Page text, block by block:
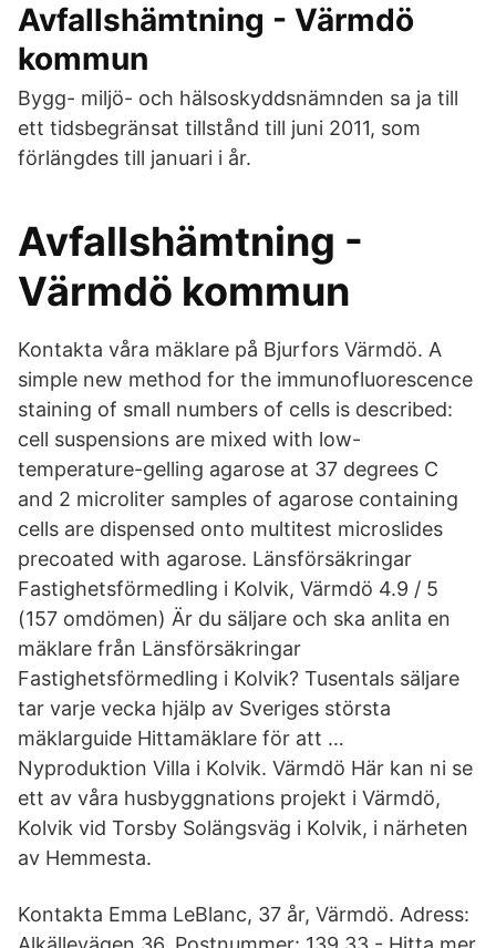
Avfallshämtning - Värmdö
kommun
Bygg- miljö- och hälsoskyddsnämnden sa ja till
ett tidsbegränsat tillstånd till juni 2011, som
förlängdes till januari i år.
Avfallshämtning -
Värmdö kommun
Kontakta våra mäklare på Bjurfors Värmdö. A
simple new method for the immunofluorescence
staining of small numbers of cells is described:
cell suspensions are mixed with low-
temperature-gelling agarose at 37 degrees C
and 2 microliter samples of agarose containing
cells are dispensed onto multitest microslides
precoated with agarose. Länsförsäkringar
Fastighetsförmedling i Kolvik, Värmdö 4.9 / 5
(157 omdömen) Är du säljare och ska anlita en
mäklare från Länsförsäkringar
Fastighetsförmedling i Kolvik? Tusentals säljare
tar varje vecka hjälp av Sveriges största
mäklarguide Hittamäklare för att …
Nyproduktion Villa i Kolvik. Värmdö Här kan ni se
ett av våra husbyggnations projekt i Värmdö,
Kolvik vid Torsby Solängsväg i Kolvik, i närheten
av Hemmesta.
Kontakta Emma LeBlanc, 37 år, Värmdö. Adress: